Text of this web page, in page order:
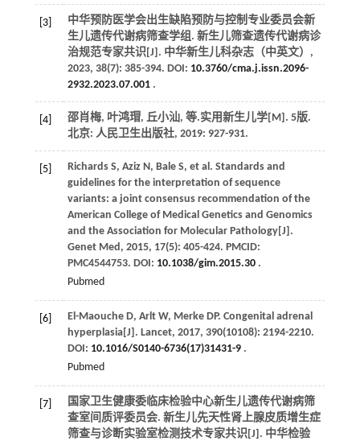
[3]
中华预防医学会出生缺陷预防与控制专业委员会新
生儿遗传代谢病筛查学组. 新生儿筛查遗传代谢病诊
治规范专家共识[J]. 中华新生儿科杂志（中英文） ,
2023, 38(7): 385-394. DOI: 10.3760/cma.j.issn.2096-
2932.2023.07.001.
[4] 邵肖梅, 叶鸿瑁, 丘小汕, 等.实用新生儿学[M]. 5版.
北京: 人民卫生出版社, 2019: 927-931.
[5] Richards S, Aziz N , Bale S, et al . Standards and
guidelines for the interpretation of sequence
variants: a joint consensus recommendation of the
American College of Medical Genetics and Genomics
and the Association for Molecular Pathology[J].
Genet Med , 2015, 17(5): 405-424. PMCID:
PMC4544753. DOI: 10.1038/gim.2015.30.
Pubmed
[6] El-Maouche D, Arlt W, Merke DP. Congenital adrenal
hyperplasia[J]. Lancet, 2017, 390(10108): 2194-2210.
DOI: 10.1016/S0140-6736(17)31431-9.
Pubmed
[7]
国家卫生健康委临床检验中心新生儿遗传代谢病筛
查室间质评委员会. 新生儿先天性肾上腺皮质增生症
筛查与诊断实验室检测技术专家共识[J]. 中华检验